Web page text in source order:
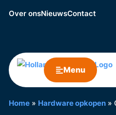
Over onsNieuwsContact
Menu
Home» Hardware opkopen»